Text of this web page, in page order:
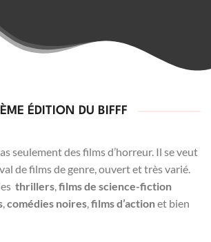
ÉDITION DU BIFFF
seulement des films d’horreur. Il se veut
de films de genre, ouvert et très varié.
thrillers films de science-fiction
comédies noires films d’actionet bien